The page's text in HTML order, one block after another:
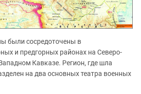
были сосредоточены в
и предгорных районах на Северо-
Кавказе. Регион, где шла
на два основных театра военных